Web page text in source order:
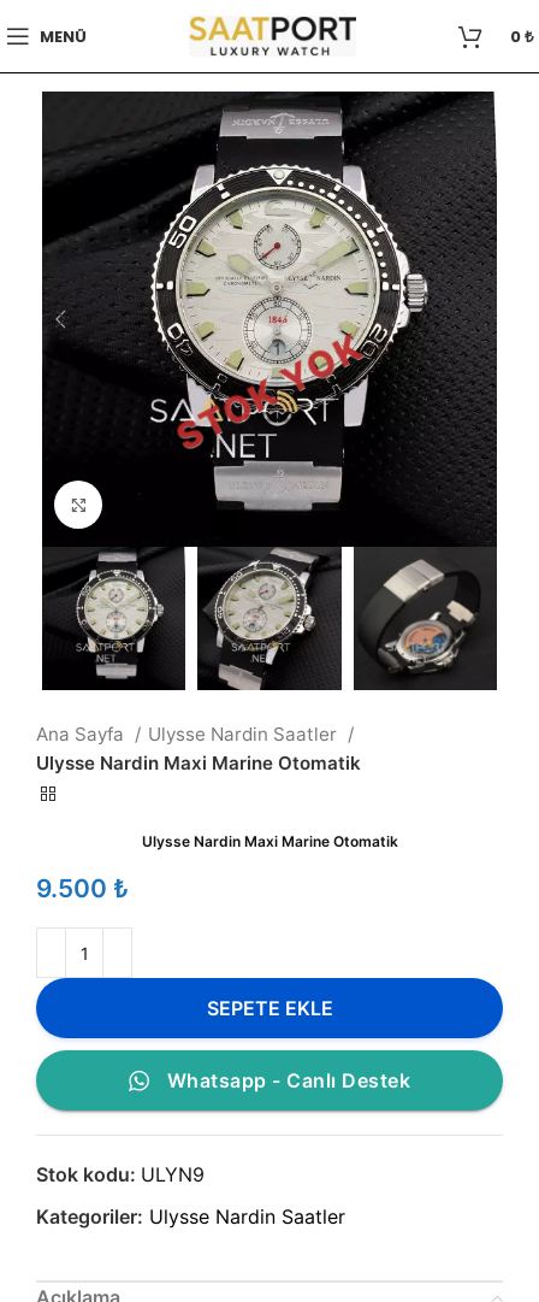
MENÜ 0₺
Büyütmek için tıklayın
STOK YOK
Ana Sayfa
Ulysse Nardin Saatler
Ulysse Nardin Maxi Marine Otomatik
Ulysse Nardin Maxi Marine Otomatik
₺
SEPETE EKLE
Whatsapp - Canlı Destek
Stok kodu: ULYN9
Kategoriler: Ulysse Nardin Saatler